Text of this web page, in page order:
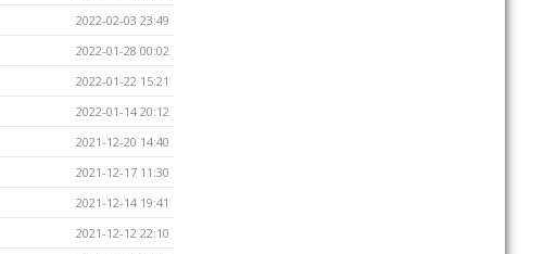
2022-02-03 23:49
2022-01-28 00:02
2022-01-22 15:21
2022-01-14 20:12
2021-12-20 14:40
2021-12-17 11:30
2021-12-14 19:41
2021-12-12 22:10